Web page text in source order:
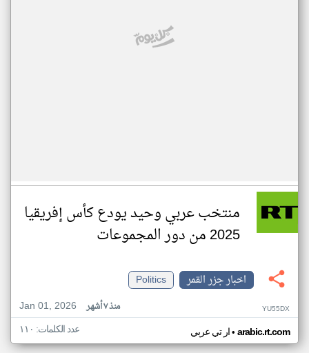
منتخب عربي وحيد يودع كأس إفريقيا
2025 من دور المجموعات
اخبار جزر القمر
Politics
Jan 01, 2026
منذ ٧ أشهر YU55DX
ار تي عربي• arabic.rt.com عدد الكلمات: ١١٠